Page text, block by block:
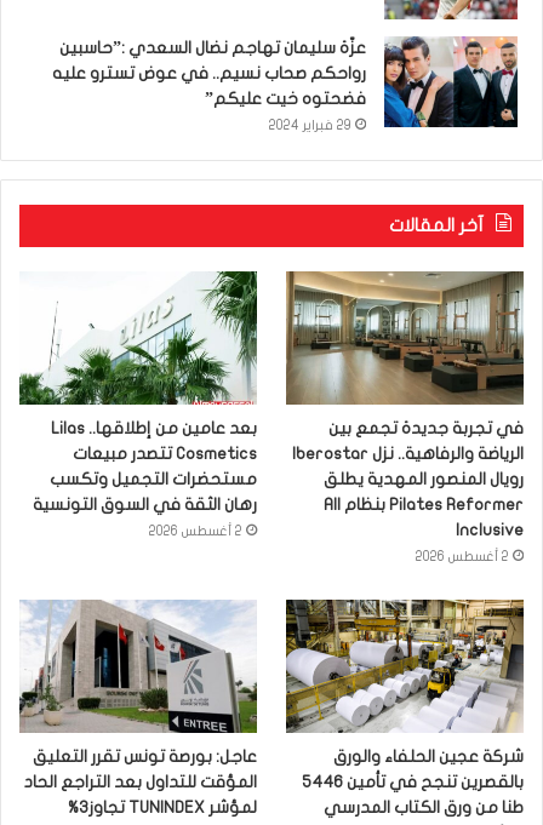
عزّة سليمان تهاجم نضال السعدي :”حاسبين
رواحكم صحاب نسيم.. في عوض تسترو عليه
فضحتوه خيت عليكم”
29 فبراير 2024
آخر المقالات
في تجربة جديدة تجمع بين
رويال المنصور المهدية يطلق
Pilates Reformer بنظام All
Inclusive
2 أغسطس 2026
بعد عامين من إطلاقها.. Lilas
Cosmetics تتصدر مبيعات
مستحضرات التجميل وتكسب
رهان الثقة في السوق التونسية
2 أغسطس 2026
شركة عجين الحلفاء والورق
بالقصرين تنجح في تأمين 5446
طنا من ورق الكتاب المدرسي
عاجل: بورصة تونس تقرر التعليق
المؤقت للتداول بعد التراجع الحاد
لمؤشر TUNINDEX تجاوز3%